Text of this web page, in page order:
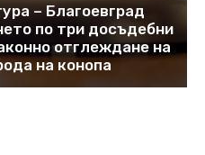
– Благоевград
по три досъдебни
отглеждане на
на конопа